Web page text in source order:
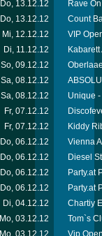
Do, 13.12.12
Rave
Do, 13.12.12
Count
Mi, 12.12.12
VIP
Di, 11.12.12
So, 09.12.12
Sa, 08.12.12
Sa, 08.12.12
Unique
Fr, 07.12.12
Fr, 07.12.12
Kiddy
Do, 06.12.12
Vienna
Do, 06.12.12
Diesel
Do, 06.12.12
Party.at
Do, 06.12.12
Party.at
Di, 04.12.12
Chartiy
Mo, 03.12.12
Tom`s
Mo, 03.12.12
Vip